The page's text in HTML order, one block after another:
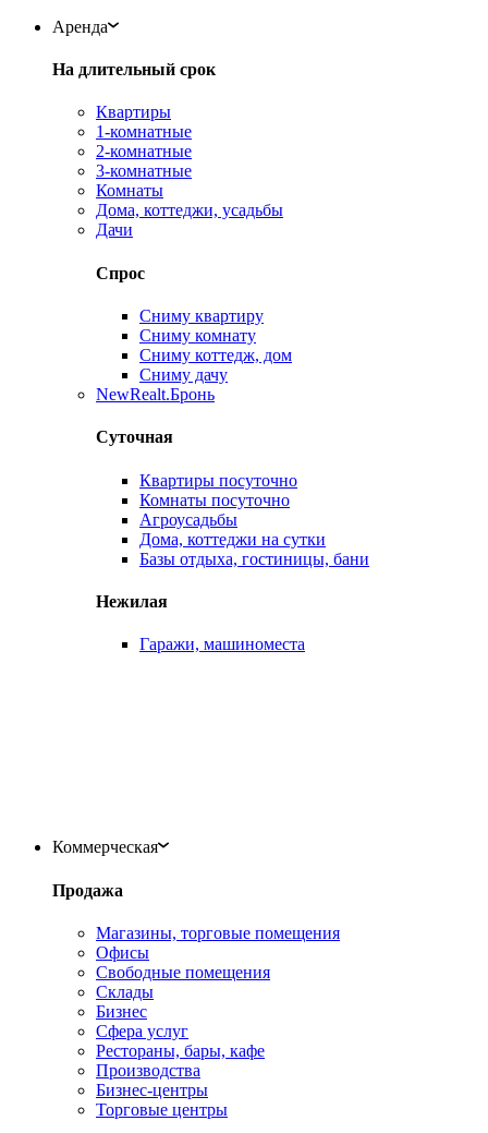
Аренда
На длительный срок
Квартиры
1-комнатные
2-комнатные
3-комнатные
Комнаты
Дома, коттеджи, усадьбы
Дачи
Спрос
Сниму квартиру
Сниму комнату
Сниму коттедж, дом
Сниму дачу
NewRealt.Бронь
Суточная
Квартиры посуточно
Комнаты посуточно
Агроусадьбы
Дома, коттеджи на сутки
Базы отдыха, гостиницы, бани
Нежилая
Гаражи, машиноместа
Коммерческая
Продажа
Магазины, торговые помещения
Офисы
Свободные помещения
Склады
Бизнес
Сфера услуг
Рестораны, бары, кафе
Производства
Бизнес-центры
Торговые центры